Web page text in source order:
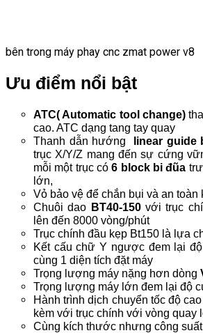
bên trong máy phay cnc zmat power v8
Ưu điểm nổi bật
ATC( Automatic tool change)
cao. ATC dạng tang tay quay
Thanh dẫn hướng
linear guide
trục X/Y/Z mang đến sự cứng
mỗi một trục có6 block bi đũa
lớn,
Vỏ bảo vệ để chắn bụi và an toàn
Chuôi dao BT40-150với trục
lên đến 8000 vòng/phút
Trục chính đầu kẹp Bt150 là lựa
Kết cấu chữ Y ngược đem lại
cùng 1 diện tích đặt máy
Trọng lượng máy nặng hơn dòng
Trọng lượng máy lớn đem lại độ
Hành trình dịch chuyển tốc độ
kèm với trục chính với vòng quay
Cùng kích thước nhưng công